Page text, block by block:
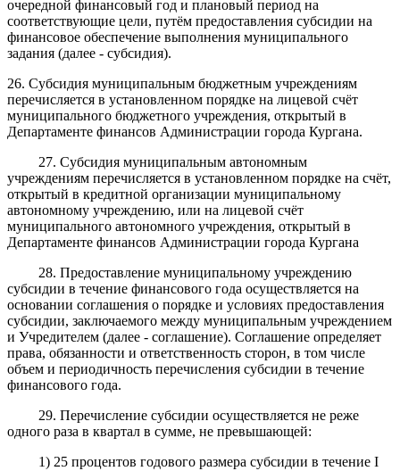
очередной финансовый год и плановый период на
соответствующие цели, путём предоставления субсидии на
финансовое обеспечение выполнения муниципального
задания (далее - субсидия).
26. Субсидия муниципальным бюджетным учреждениям
перечисляется в установленном порядке на лицевой счёт
муниципального бюджетного учреждения, открытый в
Департаменте финансов Администрации города Кургана.
27. Субсидия муниципальным автономным
учреждениям перечисляется в установленном порядке на счёт,
открытый в кредитной организации муниципальному
автономному учреждению, или на лицевой счёт
муниципального автономного учреждения, открытый в
Департаменте финансов Администрации города Кургана
28.Предоставление муниципальномуучреждению
субсидии в течение финансового года осуществляется на
основании соглашения о порядке и условиях предоставления
субсидии, заключаемого между муниципальным учреждением
и Учредителем (далее - соглашение). Соглашение определяет
права, обязанности и ответственность сторон, в том числе
объем и периодичность перечисления субсидии в течение
финансового года.
29.Перечисление субсидии осуществляется не реже
одного раза в квартал в сумме, не превышающей:
1) 25 процентов годового размера субсидии в течение I